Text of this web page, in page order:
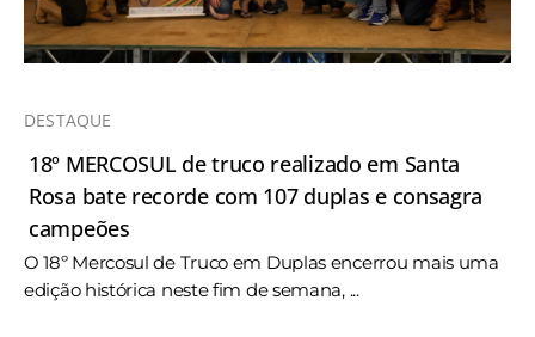
DESTAQUE
18º MERCOSUL de truco realizado em Santa
Rosa bate recorde com 107 duplas e consagra
campeões
O 18º Mercosul de Truco em Duplas encerrou mais uma
edição histórica neste fim de semana, ...